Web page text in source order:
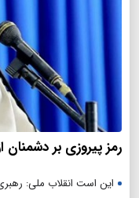
رمز پیروزی بر دشمنان
این است انقلاب ملی: